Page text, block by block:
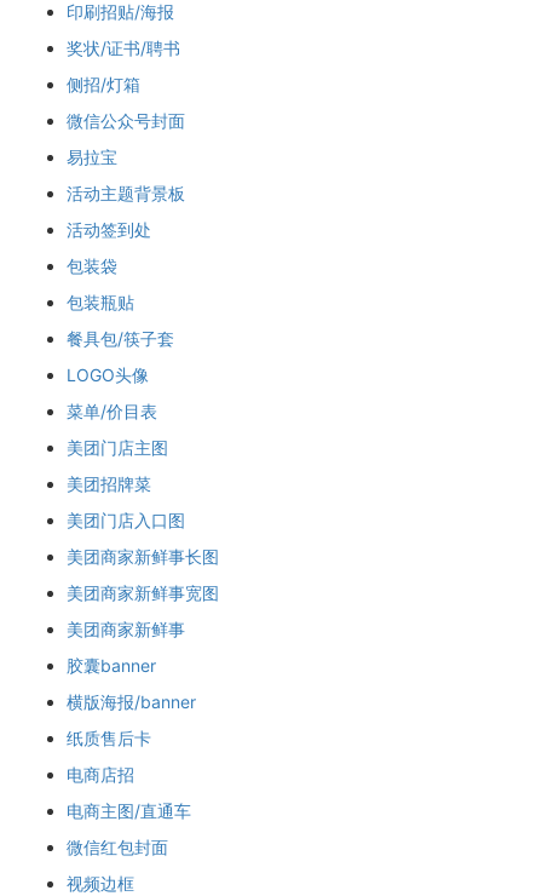
印刷招贴/海报
奖状/证书/聘书
侧招/灯箱
微信公众号封面
易拉宝
活动主题背景板
活动签到处
包装袋
包装瓶贴
餐具包/筷子套
LOGO头像
菜单/价目表
美团门店主图
美团招牌菜
美团门店入口图
美团商家新鲜事长图
美团商家新鲜事宽图
美团商家新鲜事
胶囊banner
横版海报/banner
纸质售后卡
电商店招
电商主图/直通车
微信红包封面
视频边框